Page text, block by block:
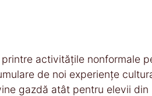
activitățile nonformale
de noi experiențe
gazdă atât pentru elevii